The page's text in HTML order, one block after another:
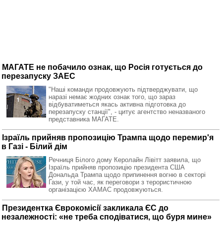
МАГАТЕ не побачило ознак, що Росія готується до
перезапуску ЗАЕС
"Наші команди продовжують підтверджувати, що
наразі немає жодних ознак того, що зараз
відбуватиметься якась активна підготовка до
перезапуску станції", - цитує агентство неназваного
представника МАГАТЕ.
Ізраїль прийняв пропозицію Трампа щодо перемир'я
в Газі - Білий дім
Речниця Білого дому Керолайн Лівітт заявила, що
Ізраїль прийняв пропозицію президента США
Дональда Трампа щодо припинення вогню в секторі
Гази, у той час, як переговори з терористичною
організацією ХАМАС продовжуються.
Президентка Єврокомісії закликала ЄС до
незалежності: «не треба сподіватися, що буря мине»